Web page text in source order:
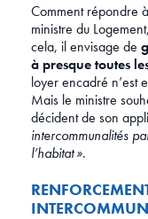
Comment répondre
ministre du
cela, il envisage de
à presque toutes
loyer encadré n’est
Mais le ministre
décident de son
intercommunalités
l’habitat ».